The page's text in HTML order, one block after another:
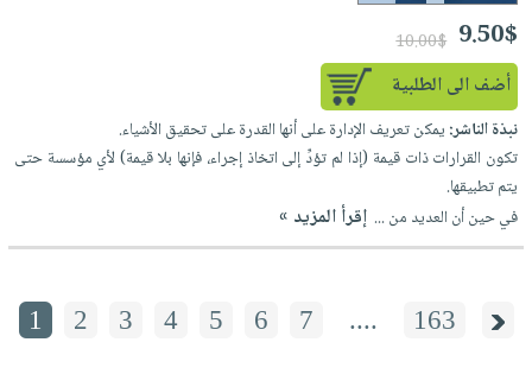
9.50$
10.00$
أضف الى الطلبية
نبذة الناشر: يمكن تعريف الإدارة على أنها القدرة على تحقيق الأشياء.
تكون القرارات ذات قيمة (إذا لم تؤدِّ إلى اتخاذ إجراء، فإنها بلا قيمة) لأي مؤسسة حتى
يتم تطبيقها.
في حين أن العديد من ... إقرأ المزيد »
1 2 3 4 5 6 7 .... 163